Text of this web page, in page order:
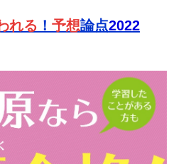
れる ！ 予想論点2022